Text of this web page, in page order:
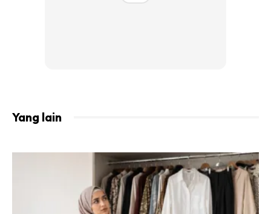
So, kalau nak buat 100ml hand sanitizer guna sukatan ni..
Kalau nak buat 50ml hand sanitizer guna sukatan ni.. 10ml
Dettol, 40ml sterile water.
Yang lain